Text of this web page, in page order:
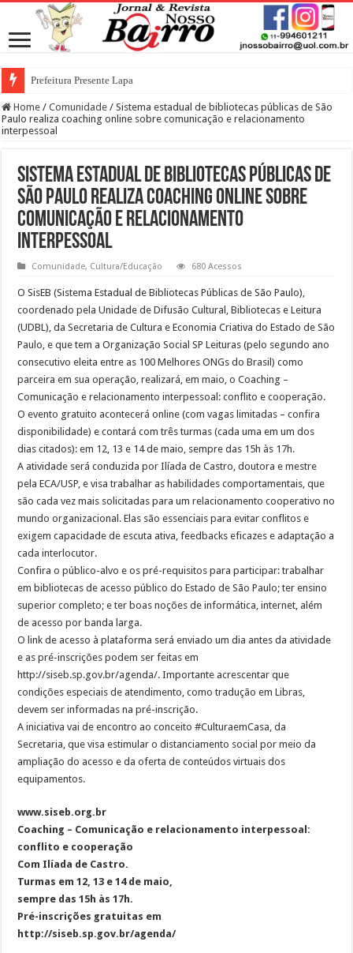
Prefeitura Presente Lapa
Home / Comunidade / Sistema estadual de bibliotecas públicas de São
Paulo realiza coaching online sobre comunicação e relacionamento
interpessoal
Sistema estadual de bibliotecas públicas de
São Paulo realiza coaching online sobre
comunicação e relacionamento
interpessoal
Comunidade, Cultura/Educação 680 Acessos
O SisEB (Sistema Estadual de Bibliotecas Públicas de São Paulo),
coordenado pela Unidade de Difusão Cultural, Bibliotecas e Leitura
(UDBL), da Secretaria de Cultura e Economia Criativa do Estado de São
Paulo, e que tem a Organização Social SP Leituras (pelo segundo ano
consecutivo eleita entre as 100 Melhores ONGs do Brasil) como
parceira em sua operação, realizará, em maio, o Coaching –
Comunicação e relacionamento interpessoal: conflito e cooperação.
O evento gratuito acontecerá online (com vagas limitadas – confira
disponibilidade) e contará com três turmas (cada uma em um dos
dias citados): em 12, 13 e 14 de maio, sempre das 15h às 17h.
A atividade será conduzida por Ilíada de Castro, doutora e mestre
pela ECA/USP, e visa trabalhar as habilidades comportamentais, que
são cada vez mais solicitadas para um relacionamento cooperativo no
mundo organizacional. Elas são essenciais para evitar conflitos e
exigem capacidade de escuta ativa, feedbacks eficazes e adaptação a
cada interlocutor.
Confira o público-alvo e os pré-requisitos para participar: trabalhar
em bibliotecas de acesso público do Estado de São Paulo; ter ensino
superior completo; e ter boas noções de informática, internet, além
de acesso por banda larga.
O link de acesso à plataforma será enviado um dia antes da atividade
e as pré-inscrições podem ser feitas em
http://siseb.sp.gov.br/agenda/. Importante acrescentar que
condições especiais de atendimento, como tradução em Libras,
devem ser informadas na pré-inscrição.
A iniciativa vai de encontro ao conceito #CulturaemCasa, da
Secretaria, que visa estimular o distanciamento social por meio da
ampliação do acesso e da oferta de conteúdos virtuais dos
equipamentos.
www.siseb.org.br
Coaching – Comunicação e relacionamento interpessoal:
conflito e cooperação
Com Ilíada de Castro.
Turmas em 12, 13 e 14 de maio,
sempre das 15h às 17h.
Pré-inscrições gratuitas em
http://siseb.sp.gov.br/agenda/